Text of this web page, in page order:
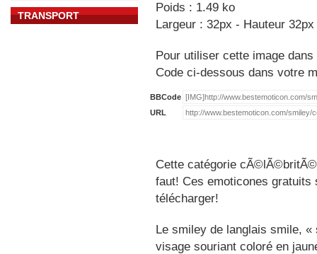
TRANSPORT
Poids : 1.49 ko
Largeur : 32px - Hauteur 32px
Pour utiliser cette image
Code ci-dessous dans votre
BBCode
URL
Cette catégorie
faut! Ces emoticones
télécharger!
Le smiley de langlais smile,
visage souriant coloré en